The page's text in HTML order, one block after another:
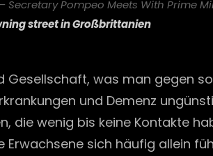
Secretary Pompeo Meets With Prime
street in Großbrittanien
was man gegen
und Demenz
die wenig bis keine Kontakte
sich häufig allein